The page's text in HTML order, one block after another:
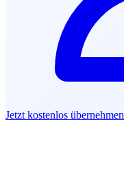
Jetzt kostenlos übernehmen